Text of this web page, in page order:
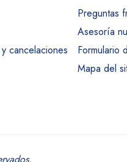
cancelaciones
Preguntas
Asesoría
Formulario
Mapa del